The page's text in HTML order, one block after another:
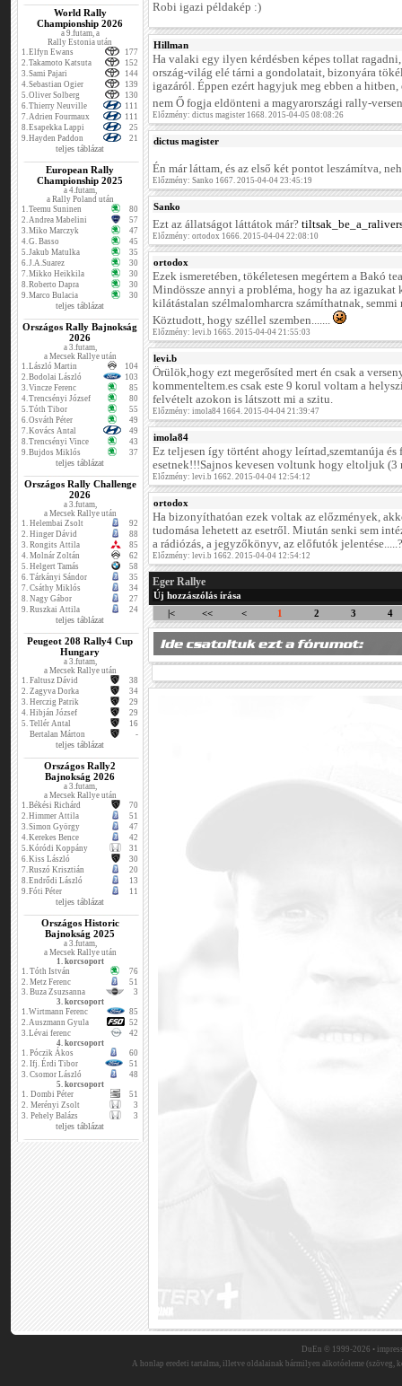
World Rally
Championship 2026
a 9.futam, a
Rally Estonia után
1.Elfyn Ewans
177
2.Takamoto Katsuta
152
3.Sami Pajari
144
4.Sebastian Ogier
139
5.Oliver Solberg
130
6.Thierry Neuville
111
7.Adrien Fourmaux
111
8.Esapekka Lappi
25
9.Hayden Paddon 21
teljes táblázat
European Rally
Championship 2025
a 4.futam,
a Rally Poland után
1.Teemu Suninen
80
2.Andrea Mabelini
57
3.Miko Marczyk
47
4.G. Basso
45
5.Jakub Matulka
35
6.J.A.Suarez
30
7.Mikko Heikkila
30
8.Roberto Dapra
30
9.Marco Bulacia 30
teljes táblázat
Országos Rally Bajnokság
2026
a 3.futam,
a Mecsek Rallye után
1.László Martin
104
2.Bodolai László
103
3.Vincze Ferenc
85
4.Trencsényi József
80
5.Tóth Tibor
55
6.Osváth Péter
49
7.Kovács Antal
49
8.Trencsényi Vince
43
9.Bujdos Miklós 37
teljes táblázat
Országos Rally Challenge
2026
a 3.futam,
a Mecsek Rallye után
1. Helembai Zsolt
92
2. Hinger Dávid
88
3. Rongits Attila
85
4. Molnár Zoltán
62
5. Helgert Tamás
58
6. Tárkányi Sándor
35
7. Csáthy Miklós
34
8. Nagy Gábor
27
9. Ruszkai Attila 24
teljes táblázat
Peugeot 208 Rally4 Cup
Hungary
a 3.futam,
a Mecsek Rallye után
1. Faltusz Dávid
38
2. Zagyva Dorka
34
3. Herczig Patrik
29
4. Hibján József
29
5. Tellér Antal
16
Bertalan Márton
-
teljes táblázat
Országos Rally2
Bajnokság 2026
a 3.futam,
a Mecsek Rallye után
1.Békési Richárd
70
2.Himmer Attila
51
3.Simon György
47
4.Kerekes Bence
42
5.Kóródi Koppány
31
6.Kiss László
30
7.Ruszó Krisztián
20
8.Endrődi László
13
9.Fóti Péter 11
teljes táblázat
Országos Historic
Bajnokság 2025
a 3.futam,
a Mecsek Rallye után
1. korcsoport
1. Tóth István
76
2. Metz Ferenc
51
3. Buza Zsuzsanna
3
3. korcsoport
1.Wirtmann Ferenc
85
2.Auszmann Gyula
52
3.Lévai ferenc
42
4. korcsoport
1. Póczik Ákos
60
2. Ifj. Érdi Tibor
51
3. Csomor László
48
5. korcsoport
1. Dombi Péter
51
2. Merényi Zsolt
3
3. Pehely Balázs 3
teljes táblázat
Robi igazi példakép :)
Hillman
Ha valaki egy ilyen kérdésben képes tollat
ország-világ elé tárni a gondolatait, bizonyára
igazáról. Éppen ezért hagyjuk meg ebben a hitben,
nem Ő fogja eldönteni a magyarországi rally-
Előzmény: dictus magister 1668. 2015-04-05 08:08:26
dictus magister
Én már láttam, és az első két pontot leszámítva,
Előzmény: Sanko 1667. 2015-04-04 23:45:19
Sanko
Ezt az állatságot láttátok már?
Előzmény: ortodox 1666. 2015-04-04 22:08:10
ortodox
Ezek ismeretében, tökéletesen megértem a Bakó
Mindössze annyi a probléma, hogy ha az igazukat
kilátástalan szélmalomharcra számíthatnak, semmi
Köztudott, hogy széllel szemben.......
Előzmény: levi.b 1665. 2015-04-04 21:55:03
levi.b
Örülök,hogy ezt megerősíted mert én csak a
kommenteltem.es csak este 9 korul voltam a
felvételt azokon is látszott mi a szitu.
Előzmény: imola84 1664. 2015-04-04 21:39:47
imola84
Ez teljesen így történt ahogy leírtad,szemtanúja
esetnek!!!Sajnos kevesen voltunk hogy eltoljuk (3
Előzmény: levi.b 1662. 2015-04-04 12:54:12
ortodox
Ha bizonyíthatóan ezek voltak az előzmények,
tudomása lehetett az esetről. Miután senki sem
a rádiózás, a jegyzőkönyv, az előfutók jelentése.....?
Előzmény: levi.b 1662. 2015-04-04 12:54:12
Eger Rallye
Új hozzászólás írása
|<
<< < 1 2 3 4
DuEn © 1999-2026 •
A honlap eredeti tartalma, illetve oldalainak bármilyen alkotóeleme (szöveg,